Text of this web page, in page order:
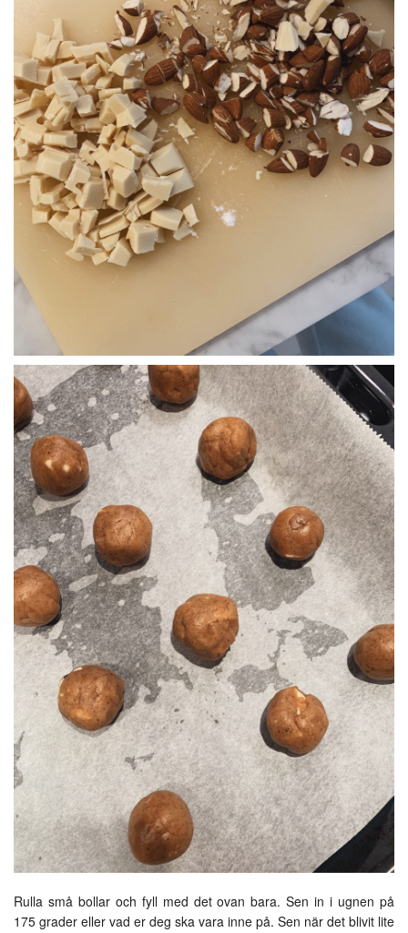
Rulla små bollar och fyll med det ovan bara. Sen in i ugnen på
175 grader eller vad er deg ska vara inne på. Sen när det blivit lite